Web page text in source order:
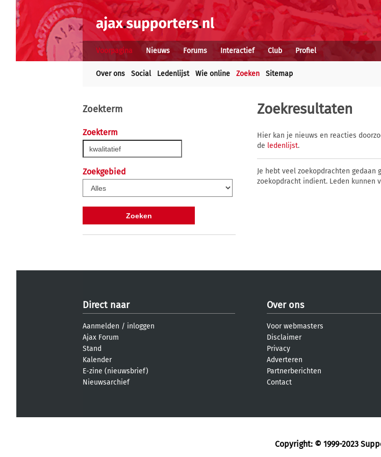
Voorpagina Nieuws Forums Interactief Club Profiel
Over ons Social Ledenlijst Wie online Zoeken Sitemap
Zoekterm
Zoekterm
Zoekgebied
Zoekresultaten
Hier kan je nieuws en reacties
de ledenlijst.
Je hebt veel zoekopdrachten
zoekopdracht indient. Leden kunnen
Direct naar
Aanmelden / inloggen
Ajax Forum
Stand
Kalender
E-zine (nieuwsbrief)
Nieuwsarchief
Over ons
Voor webmasters
Disclaimer
Privacy
Adverteren
Partnerberichten
Contact
Copyright: © 1999-2023